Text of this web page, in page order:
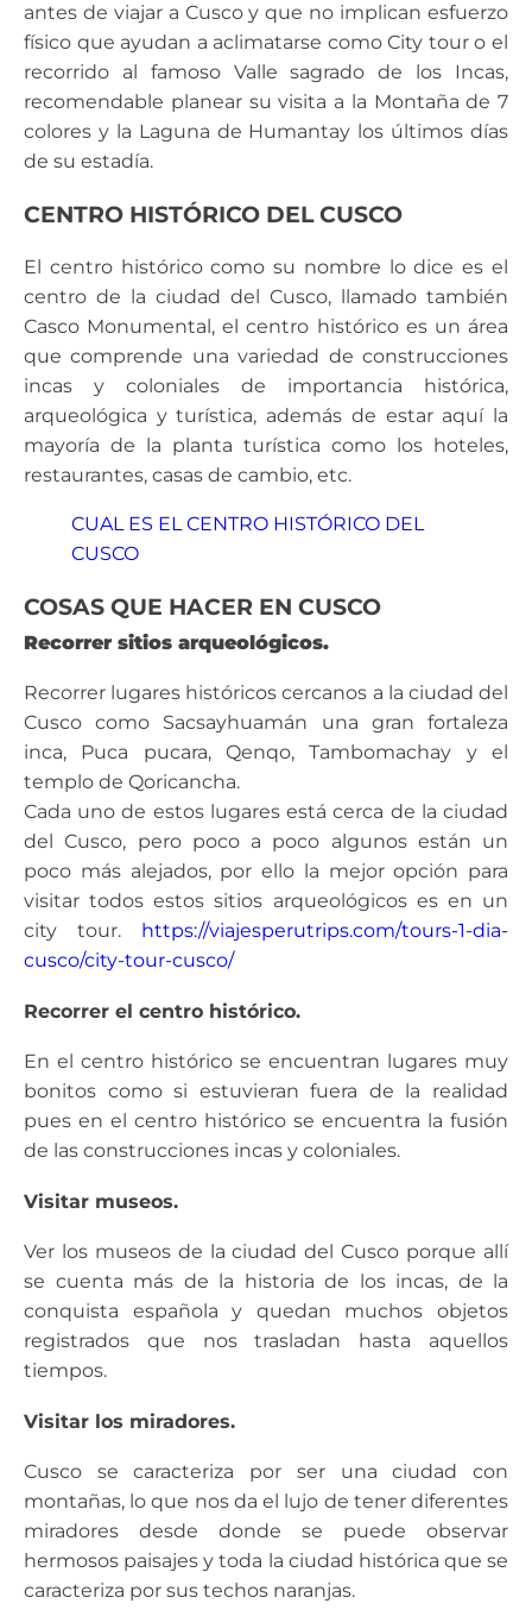
antes de viajar a Cusco y que no implican esfuerzo
físico que ayudan a aclimatarse como City tour o el
recorrido al famoso Valle sagrado de los Incas,
recomendable planear su visita a la Montaña de 7
colores y la Laguna de Humantay los últimos días
de su estadía.
CENTRO HISTÓRICO DEL CUSCO
El centro histórico como su nombre lo dice es el
centro de la ciudad del Cusco, llamado también
Casco Monumental, el centro histórico es un área
que comprende una variedad de construcciones
incas y coloniales de importancia histórica,
arqueológica y turística, además de estar aquí la
mayoría de la planta turística como los hoteles,
restaurantes, casas de cambio, etc.
CUAL ES EL CENTRO HISTÓRICO DEL
CUSCO
COSAS QUE HACER EN CUSCO
Recorrer sitios arqueológicos.
Recorrer lugares históricos cercanos a la ciudad del
Cusco como Sacsayhuamán una gran fortaleza
inca, Puca pucara, Qenqo, Tambomachay y el
templo de Qoricancha.
Cada uno de estos lugares está cerca de la ciudad
del Cusco, pero poco a poco algunos están un
poco más alejados, por ello la mejor opción para
visitar todos estos sitios arqueológicos es en un
city tour. https://viajesperutrips.com/tours-1-dia-
cusco/city-tour-cusco/
Recorrer el centro histórico.
En el centro histórico se encuentran lugares muy
bonitos como si estuvieran fuera de la realidad
pues en el centro histórico se encuentra la fusión
de las construcciones incas y coloniales.
Visitar museos.
Ver los museos de la ciudad del Cusco porque allí
se cuenta más de la historia de los incas, de la
conquista española y quedan muchos objetos
registrados que nos trasladan hasta aquellos
tiempos.
Visitar los miradores.
Cusco se caracteriza por ser una ciudad con
montañas, lo que nos da el lujo de tener diferentes
miradores desde donde se puede observar
hermosos paisajes y toda la ciudad histórica que se
caracteriza por sus techos naranjas.